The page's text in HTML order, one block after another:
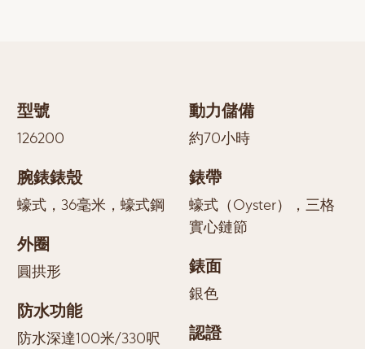
型號
126200
腕錶錶殼
蠔式，36毫米，蠔式鋼
外圈
圓拱形
防水功能
防水深達100米/330呎
動力儲備
約70小時
錶帶
蠔式（Oyster），三格
實心鏈節
錶面
銀色
認證